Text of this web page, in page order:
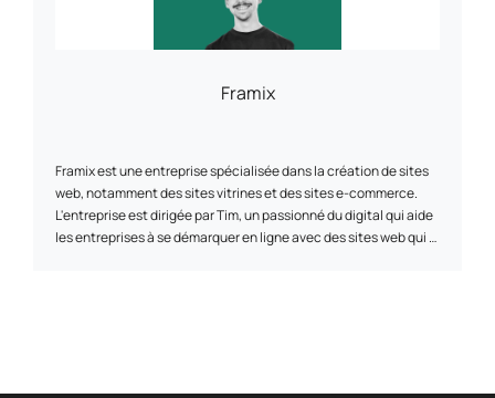
marketplaces. Une seule agence pour une multitude de
services Développement, graphisme, gestion de projet,
formation, web-marketing, publicité... L'agence Web For Me
nécessaires à la réussite de votre projet. De la création à la
Framix
Framix est une entreprise spécialisée dans la création de sites
web, notamment des sites vitrines et des sites e-commerce.
L'entreprise est dirigée par Tim, un passionné du digital qui aide
les entreprises à se démarquer en ligne avec des sites web qui «